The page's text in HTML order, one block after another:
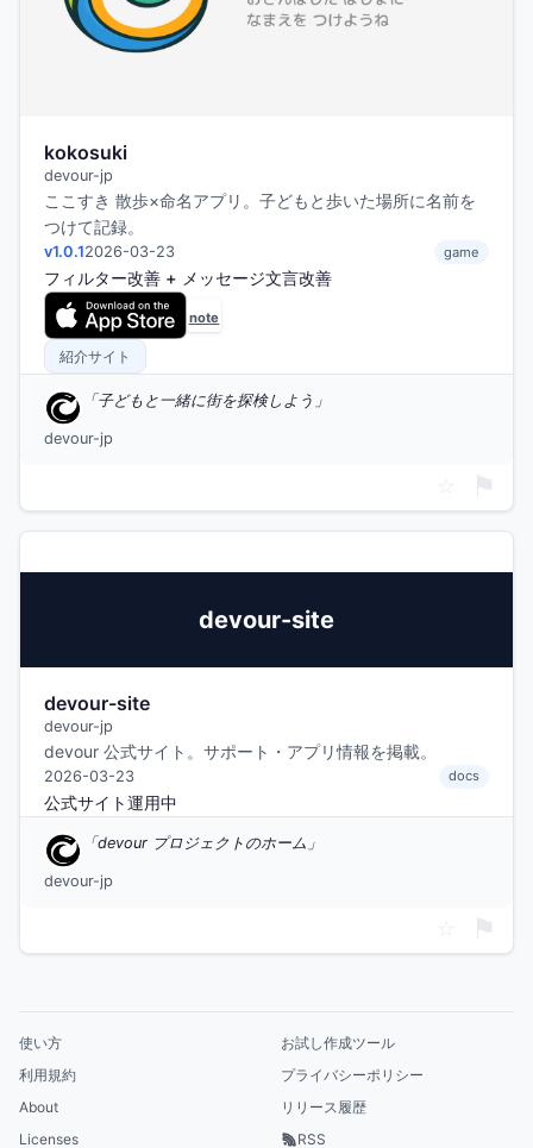
kokosuki
devour-jp
ここすき 散歩×命名アプリ。子どもと歩いた場所に名前を
つけて記録。
v1.0.12026-03-23 game
フィルター改善 + メッセージ文言改善
紹介サイト
子どもと一緒に街を探検しよう
devour-jp
devour-site
devour-site
devour-jp
devour 公式サイト。サポート・アプリ情報を掲載。
2026-03-23 docs
公式サイト運用中
devour プロジェクトのホーム
devour-jp
使い方
お試し作成ツール
利用規約
プライバシーポリシー
About
リリース履歴
Licenses
RSS